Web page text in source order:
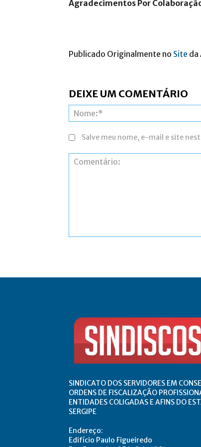
Agradecimentos Por
Publicado Originalmente no Site da
DEIXE UM COMENTÁRIO
Salve meu nome, e-mail e site
SINDICATO DOS SERVIDORES EM
ORDENS DE FISCALIZAÇÃO
ENTIDADES COLIGADAS E AFINS DO
SERGIPE
Endereço:
Edifício Paulo Figueiredo